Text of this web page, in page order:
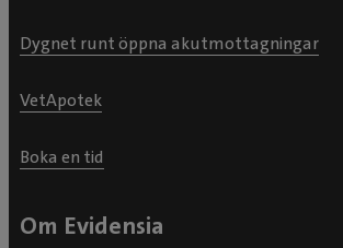
Dygnet runt öppna akutmottagningar
VetApotek
Boka en tid
Om Evidensia